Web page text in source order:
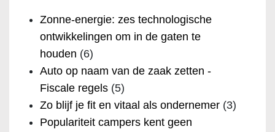
Zonne-energie: zes technologische
ontwikkelingen om in de gaten te
houden (6)
Auto op naam van de zaak zetten -
Fiscale regels (5)
Zo blijf je fit en vitaal als ondernemer (3)
Populariteit campers kent geen